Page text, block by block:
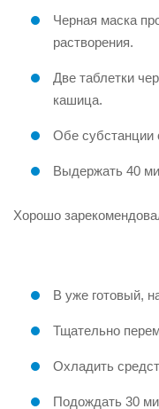
Черная маска
растворения.
Две таблетки
кашица.
Обе субстанции
Выдержать 40
Хорошо
В уже готовый,
Тщательно
Охладить
Подождать 30